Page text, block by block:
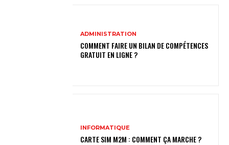
ADMINISTRATION
COMMENT FAIRE UN BILAN DE COMPÉTENCES
GRATUIT EN LIGNE ?
INFORMATIQUE
CARTE SIM M2M : COMMENT ÇA MARCHE ?